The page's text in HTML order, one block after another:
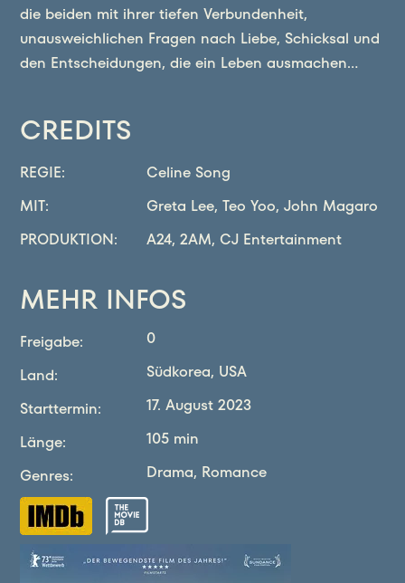
die beiden mit ihrer tiefen Verbundenheit,
unausweichlichen Fragen nach Liebe, Schicksal und
den Entscheidungen, die ein Leben ausmachen…
CREDITS
REGIE:
Celine Song
MIT:
Greta Lee, Teo Yoo, John Magaro
PRODUKTION : A24, 2AM, CJ Entertainment
MEHR INFOS
Freigabe: 0
Land: Südkorea, USA
Starttermin: 17. August 2023
Länge: 105 min
Genres: Drama, Romance